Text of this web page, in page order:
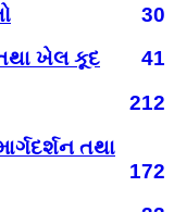
30
ખેલ કૂદ
41
212
તથા
172